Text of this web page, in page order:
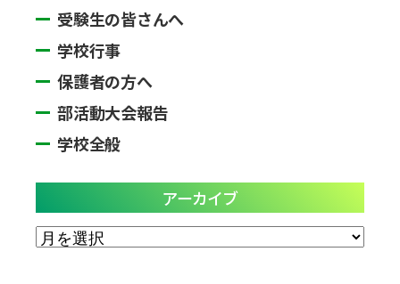
受験生の皆さんへ
学校行事
保護者の方へ
部活動大会報告
学校全般
アーカイブ
ア